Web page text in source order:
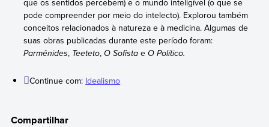
pode compreender por meio do intelecto). Explorou também
conceitos relacionados à natureza e à medicina. Algumas de
suas obras publicadas durante este período foram:
Parmênides, Teeteto,O Sofista eO Político.
Continue com: Idealismo
Compartilhar